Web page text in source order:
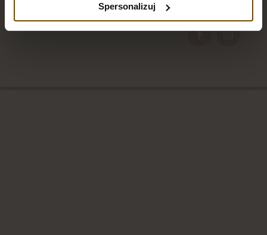
Spersonalizuj